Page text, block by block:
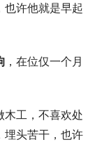
也许他就是早起
，在位仅一个月
木工，不喜欢处
埋头苦干，也许